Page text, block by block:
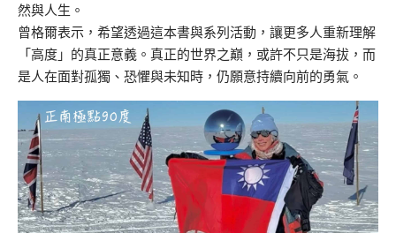
然與人生。
曾格爾表示，希望透過這本書與系列活動，讓更多人重新理解
「高度」的真正意義。真正的世界之巔，或許不只是海拔，而
是人在面對孤獨、恐懼與未知時，仍願意持續向前的勇氣。